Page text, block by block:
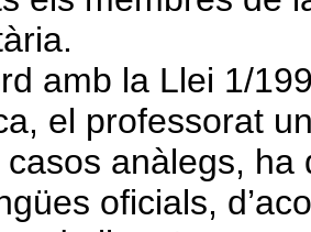
amb la Llei 1/
el professorat
anàlegs,
oficials,